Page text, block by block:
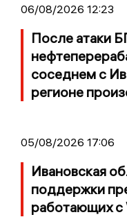
06/08/2026 12:23
После атаки
соседнем с
регионе
05/08/2026 17:06
Ивановская
поддержки
работающих с